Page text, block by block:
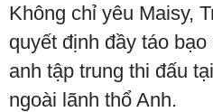
Không chỉ yêu Maisy,
quyết định đầy táo
anh tập trung thi đấu
ngoài lãnh thổ Anh.